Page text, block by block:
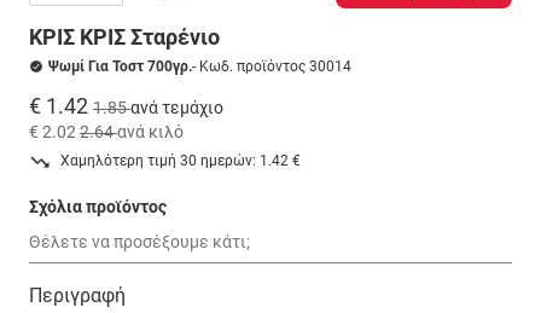
ΚΡΙΣ ΚΡΙΣ Σταρένιο
Ψωμί Για Τοστ 700γρ.- Κωδ. προϊόντος 30014
€ 1.42 1.85ανά τεμάχιο
€ 2.02 2.64ανά κιλό
Χαμηλότερη τιμή 30 ημερών: 1.42 €
Σχόλια προϊόντος
Περιγραφή